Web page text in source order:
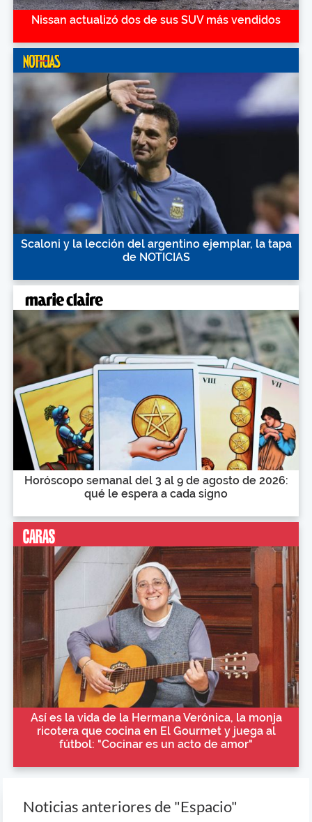
Nissan actualizó dos de sus SUV más vendidos
Scaloni y la lección del argentino ejemplar, la tapa
de NOTICIAS
Horóscopo semanal del 3 al 9 de agosto de 2026:
qué le espera a cada signo
Así es la vida de la Hermana Verónica, la monja
ricotera que cocina en El Gourmet y juega al
fútbol: "Cocinar es un acto de amor"
Noticias anteriores de "Espacio"